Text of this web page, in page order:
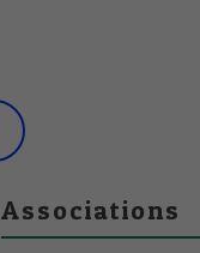
Associations